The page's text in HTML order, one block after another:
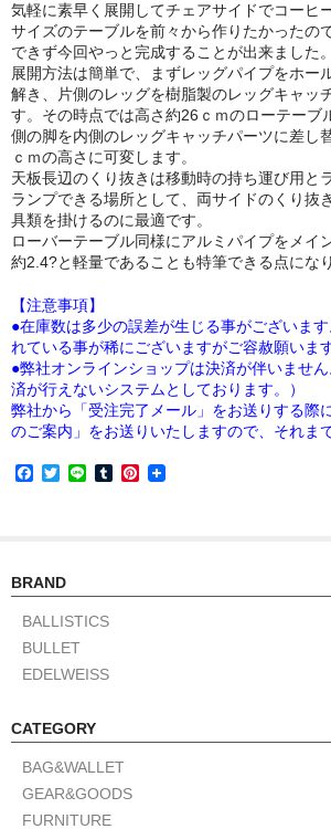
気軽に素早く展開してチェアサイドでコーヒ
サイズのテーブルを前々から作りたかったの
できず今回やっと完成することが出来ました。
展開方法は簡単で、まずレッグパイプをホー
解き、片側のレッグを樹脂製のレッグキャッ
す。その時点では高さ約26ｃｍのローテーブ
側の脚を内側のレッグキャッチパーツに差し
ｃｍの高さに可変します。
天板長辺のくり抜きは移動時の持ち運び用と
ランプできる場所として、両サイドのくり抜
具類を掛けるのに最適です。
ローバーテーブル同様にアルミパイプをメイ
約2.4?と軽量であることも特筆できる点にな
【注意事項】
●在庫数は多少の誤差が生じる事がございま
れている事が稀にございますがご容赦願います
●弊社オンラインショップは決済が伴いませ
済が行えないシステムとしております。）
弊社から「受注完了メール」をお送りする際
のご案内」をお送りいたしますので、それま
F
o
k
T
r
L
T
P
s
BRAND
BALLISTICS
BULLET
EDELWEISS
CATEGORY
BAG&WALLET
GEAR&GOODS
FURNITURE